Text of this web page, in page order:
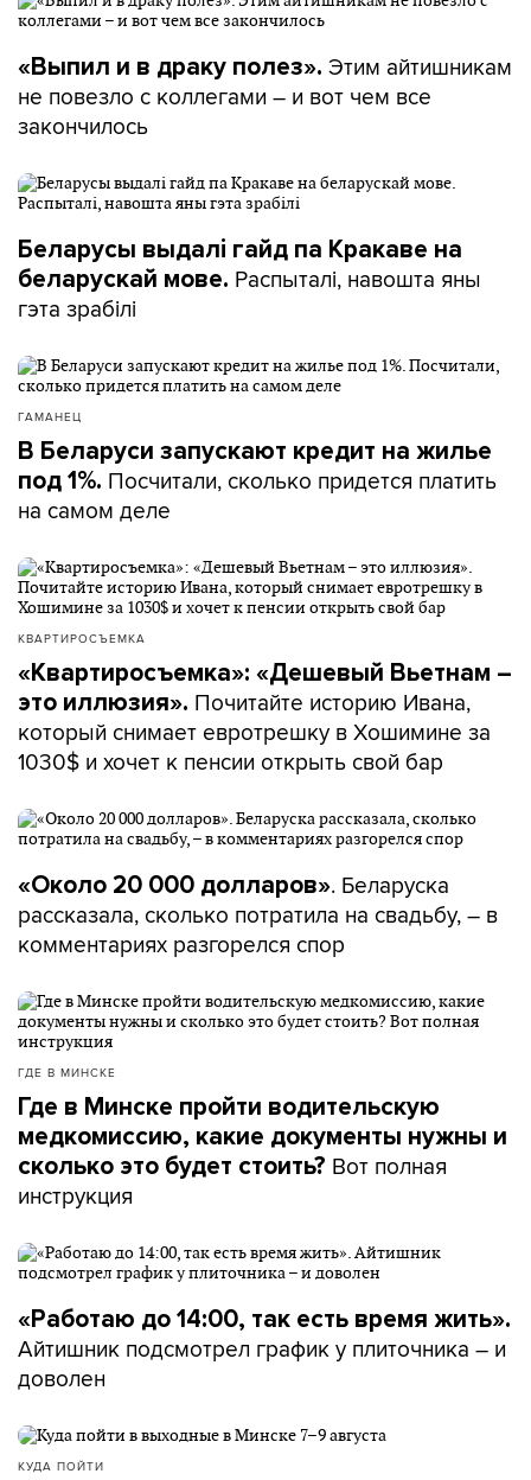
«Выпил и в драку полез». Этим айтишникам
не повезло с коллегами – и вот чем все
закончилось
Беларусы выдалі гайд па Кракаве на
беларускай мове. Распыталі, навошта яны
гэта зрабілі
ГАМАНЕЦ
В Беларуси запускают кредит на жилье
под 1%. Посчитали, сколько придется платить
на самом деле
КВАРТИРОСЪЕМКА
«Квартиросъемка»: «Дешевый Вьетнам –
это иллюзия». Почитайте историю Ивана,
который снимает евротрешку в Хошимине за
1030$ и хочет к пенсии открыть свой бар
«Около 20 000 долларов». Беларуска
рассказала, сколько потратила на свадьбу, – в
комментариях разгорелся спор
ГДЕ В МИНСКЕ
Где в Минске пройти водительскую
медкомиссию, какие документы нужны и
сколько это будет стоить? Вот полная
инструкция
«Работаю до 14:00, так есть время жить».
Айтишник подсмотрел график у плиточника – и
доволен
КУДА ПОЙТИ